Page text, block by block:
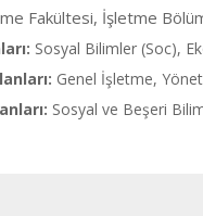
Fakültesi, İşletme
Sosyal Bilimler (Soc),
Genel İşletme,
Sosyal ve Beşeri